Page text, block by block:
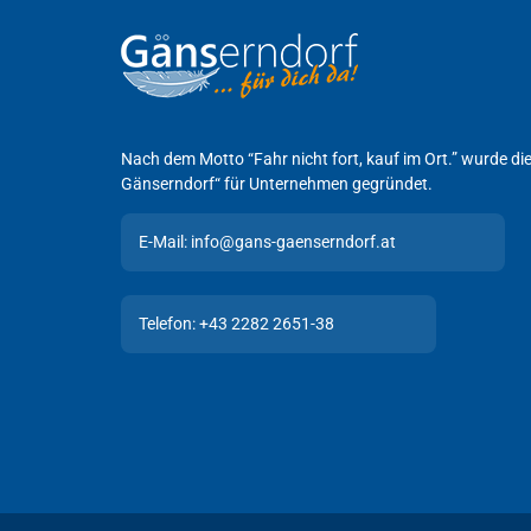
Nach dem Motto “Fahr nicht fort, kauf im Ort.” wurde
Gänserndorf“ für Unternehmen gegründet.
E-Mail: info@gans-gaenserndorf.at
Telefon: +43 2282 2651-38